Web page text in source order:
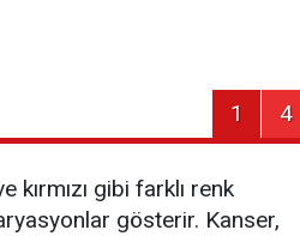
1 4
kırmızı gibi farklı renk
gösterir. Kanser,